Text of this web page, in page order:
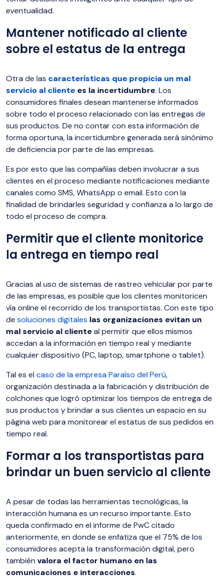
eventualidad.
Mantener notificado al cliente
sobre el estatus de la entrega
Otra de las características que propicia un mal
servicio al cliente es la incertidumbre. Los
consumidores finales desean mantenerse informados
sobre todo el proceso relacionado con las entregas de
sus productos. De no contar con esta información de
forma oportuna, la incertidumbre generada será sinónimo
de deficiencia por parte de las empresas.
Es por esto que las compañías deben involucrar a sus
clientes en el proceso mediante notificaciones mediante
canales como SMS, WhatsApp o email. Esto con la
finalidad de brindarles seguridad y confianza a lo largo de
todo el proceso de compra.
Permitir que el cliente monitorice
la entrega en tiempo real
Gracias al uso de sistemas de rastreo vehicular por parte
de las empresas, es posible que los clientes monitoricen
vía online el recorrido de los transportistas. Con este tipo
de soluciones digitales las organizaciones evitan un
mal servicio al clienteal permitir que ellos mismos
accedan a la información en tiempo real y mediante
cualquier dispositivo (PC, laptop, smartphone o tablet).
Tal es el caso de la empresa Paraíso del Perú,
organización destinada a la fabricación y distribución de
colchones que logró optimizar los tiempos de entrega de
sus productos y brindar a sus clientes un espacio en su
página web para monitorear el estatus de sus pedidos en
tiempo real.
Formar a los transportistas para
brindar un buen servicio al cliente
A pesar de todas las herramientas tecnológicas, la
interacción humana es un recurso importante. Esto
queda confirmado en el informe de PwC citado
anteriormente, en donde se enfatiza que el 75% de los
consumidores acepta la transformación digital, pero
también valora el factor humano en las
comunicaciones e interacciones.